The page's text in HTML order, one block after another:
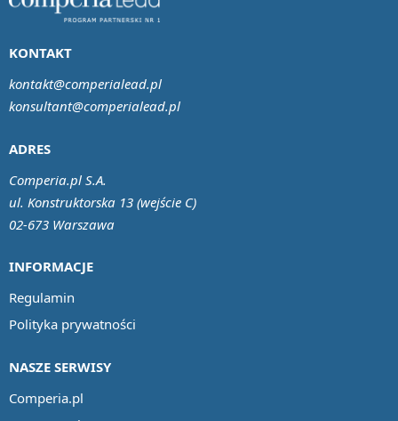
INFORMACJE
Regulamin
Polityka prywatności
NASZE SERWISY
Comperia.pl
ADRES
Comperia.pl S.A.
ul. Konstruktorska 13 (wejście C)
02-673 Warszawa
KONTAKT
kontakt@comperialead.pl
konsultant@comperialead.pl